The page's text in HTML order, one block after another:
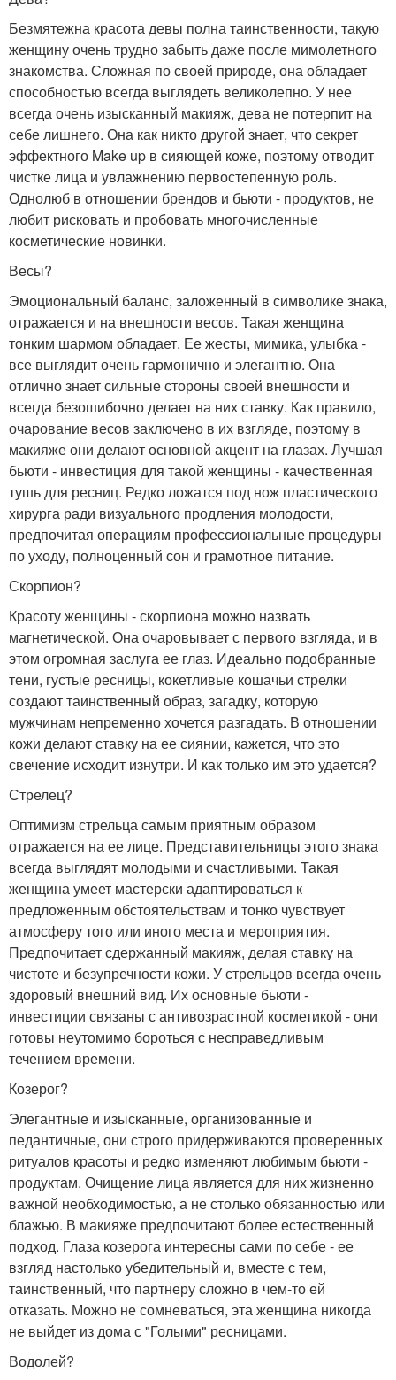
Безмятежна красота девы полна таинственности, такую
женщину очень трудно забыть даже после мимолетного
знакомства. Сложная по своей природе, она обладает
способностью всегда выглядеть великолепно. У нее
всегда очень изысканный макияж, дева не потерпит на
себе лишнего. Она как никто другой знает, что секрет
эффектного Make up в сияющей коже, поэтому отводит
чистке лица и увлажнению первостепенную роль.
Однолюб в отношении брендов и бьюти - продуктов, не
любит рисковать и пробовать многочисленные
косметические новинки.
Весы?
Эмоциональный баланс, заложенный в символике знака,
отражается и на внешности весов. Такая женщина
тонким шармом обладает. Ее жесты, мимика, улыбка -
все выглядит очень гармонично и элегантно. Она
отлично знает сильные стороны своей внешности и
всегда безошибочно делает на них ставку. Как правило,
очарование весов заключено в их взгляде, поэтому в
макияже они делают основной акцент на глазах. Лучшая
бьюти - инвестиция для такой женщины - качественная
тушь для ресниц. Редко ложатся под нож пластического
хирурга ради визуального продления молодости,
предпочитая операциям профессиональные процедуры
по уходу, полноценный сон и грамотное питание.
Скорпион?
Красоту женщины - скорпиона можно назвать
магнетической. Она очаровывает с первого взгляда, и в
этом огромная заслуга ее глаз. Идеально подобранные
тени, густые ресницы, кокетливые кошачьи стрелки
создают таинственный образ, загадку, которую
мужчинам непременно хочется разгадать. В отношении
кожи делают ставку на ее сиянии, кажется, что это
свечение исходит изнутри. И как только им это удается?
Стрелец?
Оптимизм стрельца самым приятным образом
отражается на ее лице. Представительницы этого знака
всегда выглядят молодыми и счастливыми. Такая
женщина умеет мастерски адаптироваться к
предложенным обстоятельствам и тонко чувствует
атмосферу того или иного места и мероприятия.
Предпочитает сдержанный макияж, делая ставку на
чистоте и безупречности кожи. У стрельцов всегда очень
здоровый внешний вид. Их основные бьюти -
инвестиции связаны с антивозрастной косметикой - они
готовы неутомимо бороться с несправедливым
течением времени.
Козерог?
Элегантные и изысканные, организованные и
педантичные, они строго придерживаются проверенных
ритуалов красоты и редко изменяют любимым бьюти -
продуктам. Очищение лица является для них жизненно
важной необходимостью, а не столько обязанностью или
блажью. В макияже предпочитают более естественный
подход. Глаза козерога интересны сами по себе - ее
взгляд настолько убедительный и, вместе с тем,
таинственный, что партнеру сложно в чем-то ей
отказать. Можно не сомневаться, эта женщина никогда
не выйдет из дома с "Голыми" ресницами.
Водолей?